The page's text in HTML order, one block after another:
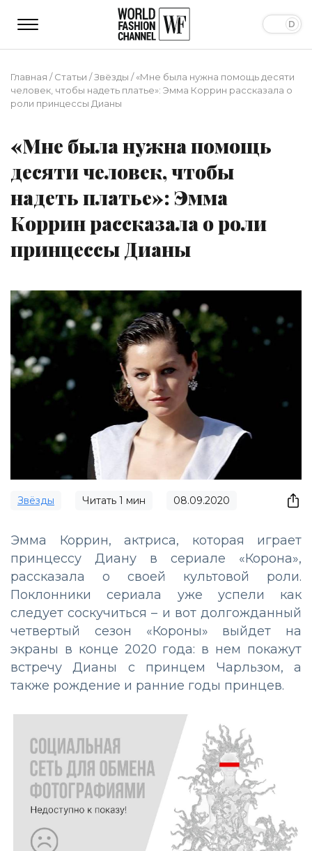
Главная /Статьи /Звёзды /«Мне была нужна помощь десяти
человек, чтобы надеть платье»: Эмма Коррин рассказала о
роли принцессы Дианы
«Мне была нужна помощь
десяти человек, чтобы
надеть платье»: Эмма
Коррин рассказала о роли
принцессы Дианы
Звёзды Читать 1 мин 08.09.2020
Эмма Коррин, актриса, которая играет
принцессу Диану в сериале «Корона»,
рассказала о своей культовой роли.
Поклонники сериала уже успели как
следует соскучиться – и вот долгожданный
четвертый сезон «Короны» выйдет на
экраны в конце 2020 года: в нем покажут
встречу Дианы с принцем Чарльзом, а
также рождение и ранние годы принцев.